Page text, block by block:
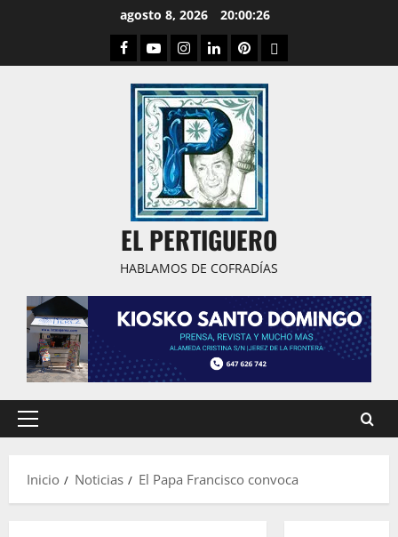
agosto 8, 2026 20:00:27
Facebook
YoutubeInstagram
LinkedPinterestDribbble
EL PERTIGUERO
HABLAMOS DE COFRADÍAS
Menú
Inicio
Noticias El Papa Francisco convoca